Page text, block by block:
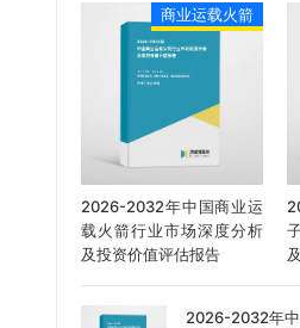
商业运载火箭
2026-2032年中国商业运
载火箭行业市场深度分析
及投资价值评估报告
2026-2032年中